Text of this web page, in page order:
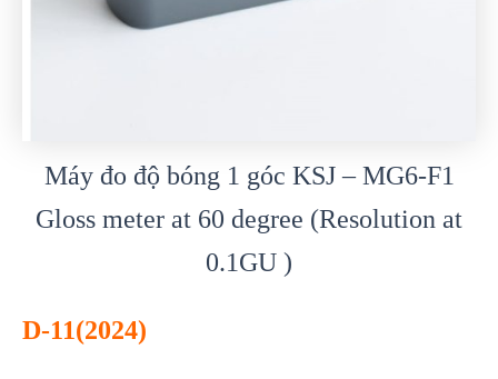
Máy đo độ bóng 1 góc KSJ – MG6-F1
Gloss meter at 60 degree (Resolution at
0.1GU )
D-11(2024)